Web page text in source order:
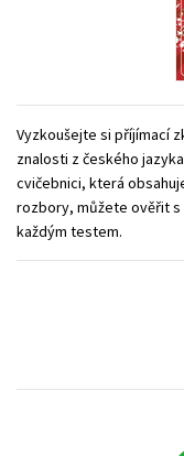
Vyzkoušejte si příjímací
znalosti z českého
cvičebnici, která
rozbory, můžete ověřit s
každým testem.